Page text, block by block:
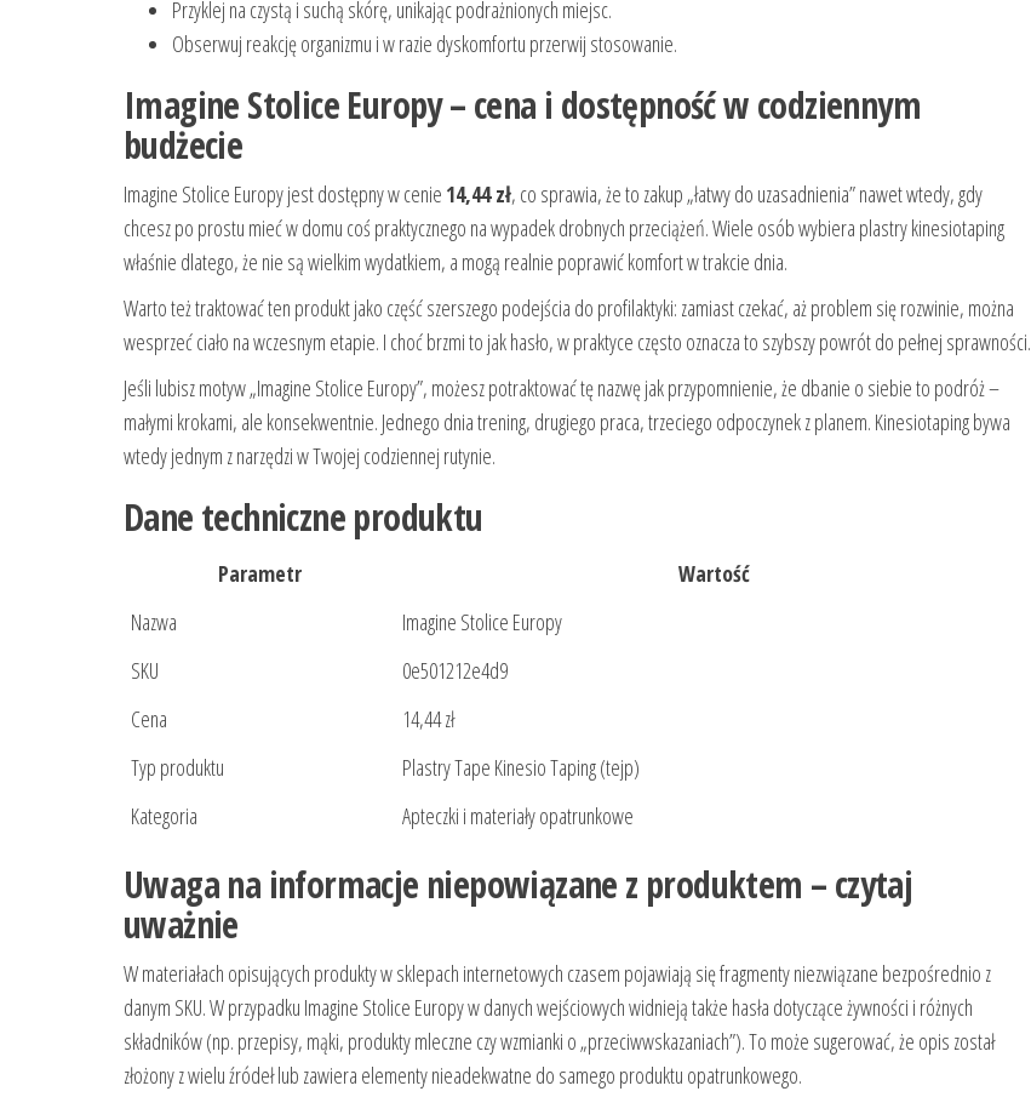
Przyklej na czystą i suchą skórę, unikając podrażnionych miejsc.
Obserwuj reakcję organizmu i w razie dyskomfortu przerwij stosowanie.
Imagine Stolice Europy – cena i dostępność w codziennym
budżecie
Imagine Stolice Europy jest dostępny w cenie 14,44 zł, co sprawia, że to zakup „łatwy do uzasadnienia” nawet wtedy, gdy
chcesz po prostu mieć w domu coś praktycznego na wypadek drobnych przeciążeń. Wiele osób wybiera plastry kinesiotaping
właśnie dlatego, że nie są wielkim wydatkiem, a mogą realnie poprawić komfort w trakcie dnia.
Warto też traktować ten produkt jako część szerszego podejścia do profilaktyki: zamiast czekać, aż problem się rozwinie, można
wesprzeć ciało na wczesnym etapie. I choć brzmi to jak hasło, w praktyce często oznacza to szybszy powrót do pełnej sprawności.
Jeśli lubisz motyw „Imagine Stolice Europy”, możesz potraktować tę nazwę jak przypomnienie, że dbanie o siebie to podróż –
małymi krokami, ale konsekwentnie. Jednego dnia trening, drugiego praca, trzeciego odpoczynek z planem. Kinesiotaping bywa
wtedy jednym z narzędzi w Twojej codziennej rutynie.
Dane techniczne produktu
Parametr
Wartość
Nazwa
Imagine Stolice Europy
SKU
0e501212e4d9
Cena
14,44 zł
Typ produktu
Plastry Tape Kinesio Taping (tejp)
Kategoria
Apteczki i materiały opatrunkowe
Uwaga na informacje niepowiązane z produktem – czytaj
uważnie
W materiałach opisujących produkty w sklepach internetowych czasem pojawiają się fragmenty niezwiązane bezpośrednio z
danym SKU. W przypadku Imagine Stolice Europy w danych wejściowych widnieją także hasła dotyczące żywności i różnych
składników (np. przepisy, mąki, produkty mleczne czy wzmianki o „przeciwwskazaniach”). To może sugerować, że opis został
złożony z wielu źródeł lub zawiera elementy nieadekwatne do samego produktu opatrunkowego.